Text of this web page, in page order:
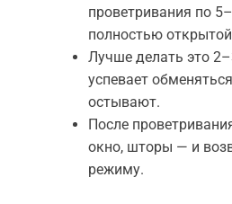
проветривания по
полностью
Лучше делать это
успевает
остывают.
После
окно, шторы — и
режиму.